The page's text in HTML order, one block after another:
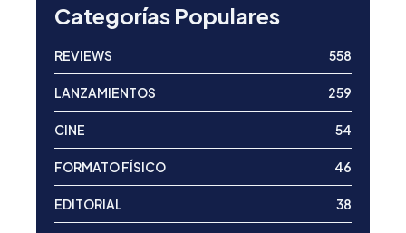
Categorías Populares
REVIEWS 558
LANZAMIENTOS 259
CINE 54
FORMATO FÍSICO 46
EDITORIAL 38